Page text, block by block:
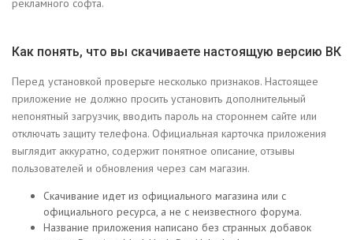
рекламного софта.
Как понять, что вы скачиваете настоящую версию ВК
Перед установкой проверьте несколько признаков. Настоящее
приложение не должно просить установить дополнительный
непонятный загрузчик, вводить пароль на стороннем сайте или
отключать защиту телефона. Официальная карточка приложения
выглядит аккуратно, содержит понятное описание, отзывы
пользователей и обновления через сам магазин.
Скачивание идет из официального магазина или с
официального ресурса, а не с неизвестного форума.
Название приложения написано без странных добавок